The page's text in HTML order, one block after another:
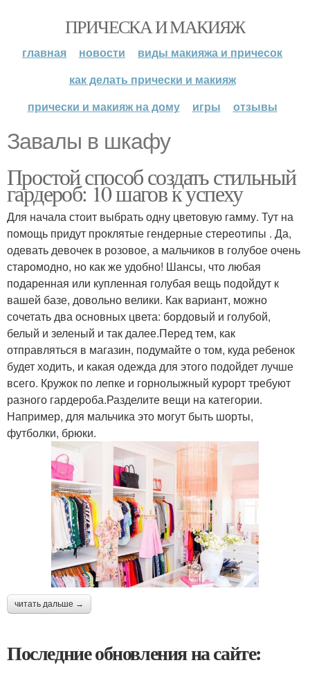
ПРИЧЕСКА И МАКИЯЖ
главная новости
виды макияжа и причесок
как делать прически и макияж
прически и макияж на дому
игры отзывы
Завалы в шкафу
Простой способ создать стильный
гардероб: 10 шагов к успеху
Для начала стоит выбрать одну цветовую гамму. Тут на
помощь придут проклятые гендерные стереотипы . Да,
одевать девочек в розовое, а мальчиков в голубое очень
старомодно, но как же удобно! Шансы, что любая
подаренная или купленная голубая вещь подойдут к
вашей базе, довольно велики. Как вариант, можно
сочетать два основных цвета: бордовый и голубой,
белый и зеленый и так далее.Перед тем, как
отправляться в магазин, подумайте о том, куда ребенок
будет ходить, и какая одежда для этого подойдет лучше
всего. Кружок по лепке и горнолыжный курорт требуют
разного гардероба.Разделите вещи на категории.
Например, для мальчика это могут быть шорты,
футболки, брюки.
читать дальше →
Последние обновления на сайте: